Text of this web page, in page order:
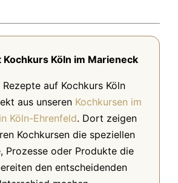
Kochkurs Köln im Marieneck
auf Kochkurs Köln
aus unseren Kochkursen im
Köln-Ehrenfeld. Dort zeigen
Kochkursen die speziellen
Prozesse oder Produkte die
den entscheidenden